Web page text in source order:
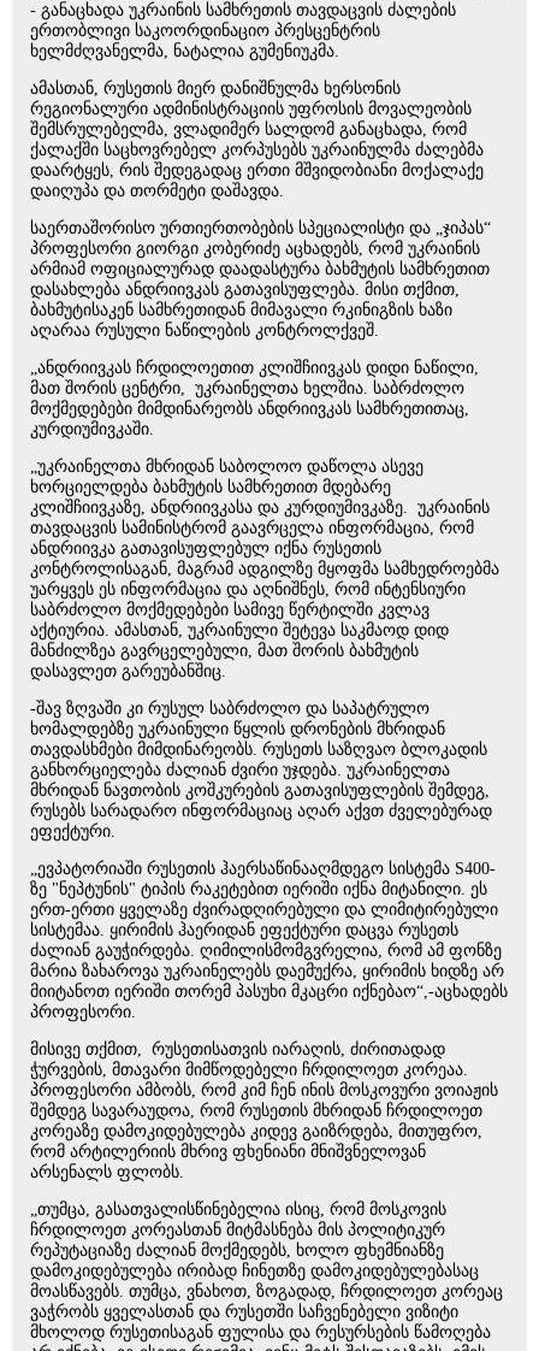
- განაცხადა უკრაინის სამხრეთის თავდაცვის ძალების
ერთობლივი საკოორდინაციო პრესცენტრის
ხელმძღვანელმა, ნატალია გუმენიუკმა.
ამასთან, რუსეთის მიერ დანიშნულმა ხერსონის
რეგიონალური ადმინისტრაციის უფროსის მოვალეობის
შემსრულებელმა, ვლადიმერ სალდომ განაცხადა, რომ
ქალაქში საცხოვრებელ კორპუსებს უკრაინულმა ძალებმა
დაარტყეს, რის შედეგადაც ერთი მშვიდობიანი მოქალაქე
დაიღუპა და თორმეტი დაშავდა.
საერთაშორისო ურთიერთობების სპეციალისტი და „ჯიპას“
პროფესორი გიორგი კობერიძე აცხადებს, რომ უკრაინის
არმიამ ოფიციალურად დაადასტურა ბახმუტის სამხრეთით
დასახლება ანდრიივკას გათავისუფლება. მისი თქმით,
ბახმუტისაკენ სამხრეთიდან მიმავალი რკინიგზის ხაზი
აღარაა რუსული ნაწილების კონტროლქვეშ.
„ანდრიივკას ჩრდილოეთით კლიშჩიივკას დიდი ნაწილი,
მათ შორის ცენტრი, უკრაინელთა ხელშია. საბრძოლო
მოქმედებები მიმდინარეობს ანდრიივკას სამხრეთითაც,
კურდიუმივკაში.
„უკრაინელთა მხრიდან საბოლოო დაწოლა ასევე
ხორციელდება ბახმუტის სამხრეთით მდებარე
კლიშჩიივკაზე, ანდრიივკასა და კურდიუმივკაზე. უკრაინის
თავდაცვის სამინისტრომ გაავრცელა ინფორმაცია, რომ
ანდრიივკა გათავისუფლებულ იქნა რუსეთის
კონტროლისაგან, მაგრამ ადგილზე მყოფმა სამხედროებმა
უარყვეს ეს ინფორმაცია და აღნიშნეს, რომ ინტენსიური
საბრძოლო მოქმედებები სამივე წერტილში კვლავ
აქტიურია. ამასთან, უკრაინული შეტევა საკმაოდ დიდ
მანძილზეა გავრცელებული, მათ შორის ბახმუტის
დასავლეთ გარეუბანშიც.
-შავ ზღვაში კი რუსულ საბრძოლო და საპატრულო
ხომალდებზე უკრაინული წყლის დრონების მხრიდან
თავდასხმები მიმდინარეობს. რუსეთს საზღვაო ბლოკადის
განხორციელება ძალიან ძვირი უჯდება. უკრაინელთა
მხრიდან ნავთობის კოშკურების გათავისუფლების შემდეგ,
რუსებს სარადარო ინფორმაციაც აღარ აქვთ ძველებურად
ეფექტური.
„ევპატორიაში რუსეთის ჰაერსაწინააღმდეგო სისტემა S400-
ზე "ნეპტუნის" ტიპის რაკეტებით იერიში იქნა მიტანილი. ეს
ერთ-ერთი ყველაზე ძვირადღირებული და ლიმიტირებული
სისტემაა. ყირიმის ჰაერიდან ეფექტური დაცვა რუსეთს
ძალიან გაუჭირდება. ღიმილისმომგვრელია, რომ ამ ფონზე
მარია ზახაროვა უკრაინელებს დაემუქრა, ყირიმის ხიდზე არ
მიიტანოთ იერიში თორემ პასუხი მკაცრი იქნებაო“,-აცხადებს
პროფესორი.
მისივე თქმით, რუსეთისათვის იარაღის, ძირითადად
ჭურვების, მთავარი მიმწოდებელი ჩრდილოეთ კორეაა.
პროფესორი ამბობს, რომ კიმ ჩენ ინის მოსკოვური ვოიაჟის
შემდეგ სავარაუდოა, რომ რუსეთის მხრიდან ჩრდილოეთ
კორეაზე დამოკიდებულება კიდევ გაიზრდება, მითუფრო,
რომ არტილერიის მხრივ ფხენიანი მნიშვნელოვან
არსენალს ფლობს.
„თუმცა, გასათვალისწინებელია ისიც, რომ მოსკოვის
ჩრდილოეთ კორეასთან მიტმასნება მის პოლიტიკურ
რეპუტაციაზე ძალიან მოქმედებს, ხოლო ფხემნიანზე
დამოკიდებულება ირიბად ჩინეთზე დამოკიდებულებასაც
მოასწავებს. თუმცა, ვნახოთ, ზოგადად, ჩრდილოეთ კორეაც
ვაჭრობს ყველასთან და რუსეთში საჩვენებელი ვიზიტი
მხოლოდ რუსეთისაგან ფულისა და რესურსების წამოღება